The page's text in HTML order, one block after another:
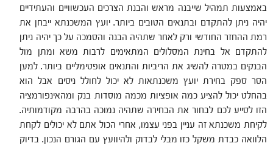
באמצעות תמהיל שייבנה מראש והבנת הצרכים העכשוויים והעתידיים
יהיה ניתן להתקדם ובתנאים הטובים ביותר. יועץ המשכנתא ייבחן את
רמת ההחזר החודשי ורק לאחר שתהיה הבנה והסמכה על כך יהיה ניתן
להתקדם אל בחינת המסלולים המתאימים לרבות משא ומתן מול
הבנקים במטרה להשיג את הריביות והתנאים אופטימליים ביותר. למען
הסר ספק בחירת יועץ משכנתאות לא יכול לחולל ניסים אבל הוא
בהחלט יכול להציע כמה אופציות מכמה מוסדות בנק ומהאינפורמציה
הזו לסייע לכם לבחור את הבחירה שתהיה נמוכה בהרבה מקודמותיה.
לקיחת משכנתא זה עניין בפני עצמו, אחרי הכול אתם לא יכולים לקחת
הלוואה כבדת משקל כזו מבלי לבדוק ולהיוועץ עם הגורם הנכון. בדיוק